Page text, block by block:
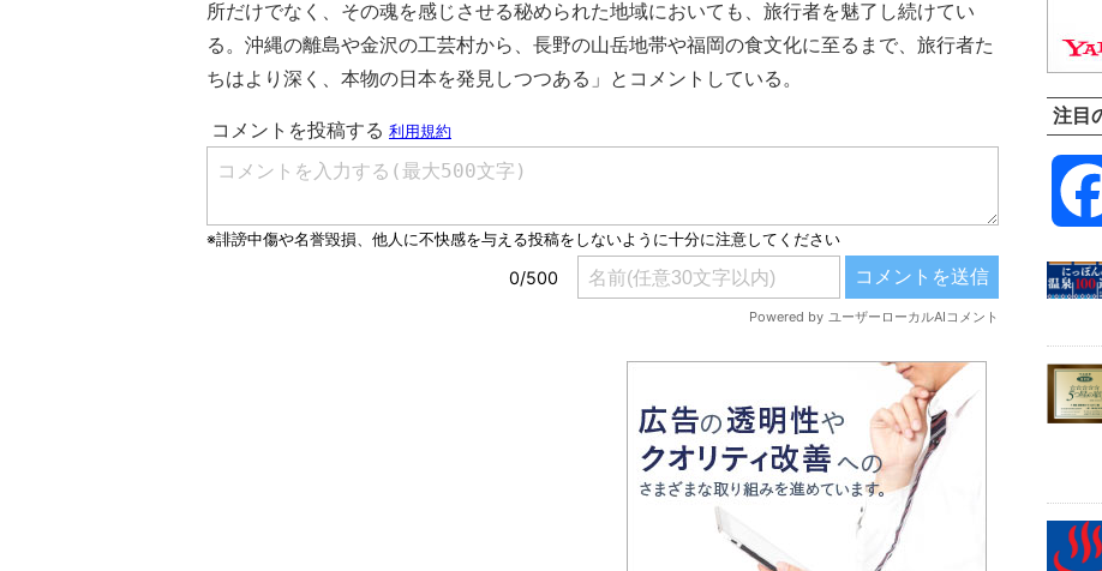
所だけでなく、その魂を感じさせる秘められた地域においても、旅行者を魅了し続けてい
る。沖縄の離島や金沢の工芸村から、長野の山岳地帯や福岡の食文化に至るまで、旅行者た
ちはより深く、本物の日本を発見しつつある」とコメントしている。
注目